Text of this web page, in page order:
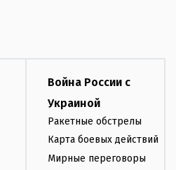
Война России с
Украиной
Ракетные обстрелы
Карта боевых действий
Мирные переговоры